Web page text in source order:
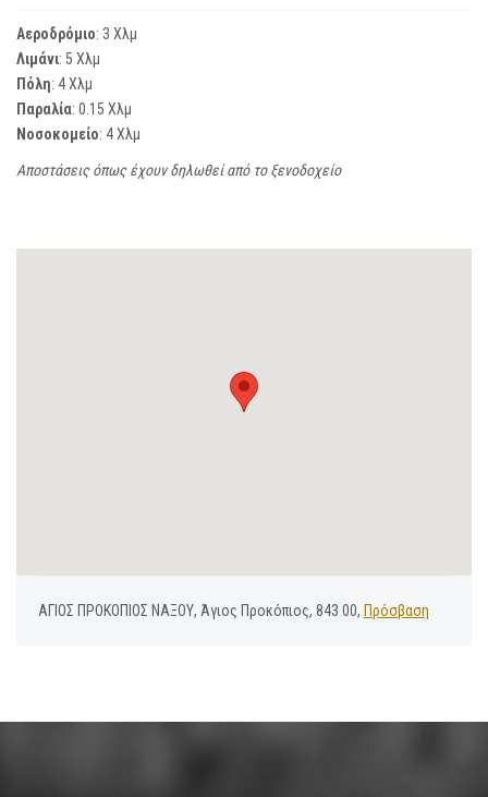
Αεροδρόμιο: 3 Χλμ
Λιμάνι: 5 Χλμ
Πόλη: 4 Χλμ
Παραλία: 0.15 Χλμ
Νοσοκομείο: 4 Χλμ
Αποστάσεις όπως έχουν δηλωθεί από το ξενοδοχείο
ΑΓΙΟΣ ΠΡΟΚΟΠΙΟΣ ΝΑΞΟΥ, Άγιος Προκόπιος, 843 00, Πρόσβαση